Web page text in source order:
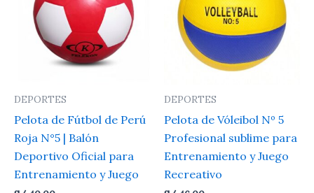
DEPORTES
Pelota de Fútbol de Perú
Roja N°5 | Balón
Deportivo Oficial para
Entrenamiento y Juego
DEPORTES
Pelota de Vóleibol Nº 5
Profesional sublime para
Entrenamiento y Juego
Recreativo